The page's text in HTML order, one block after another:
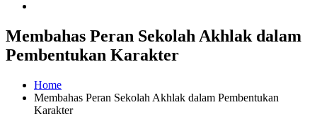
Membahas Peran Sekolah Akhlak dalam
Pembentukan Karakter
Home
Membahas Peran Sekolah Akhlak dalam Pembentukan
Karakter